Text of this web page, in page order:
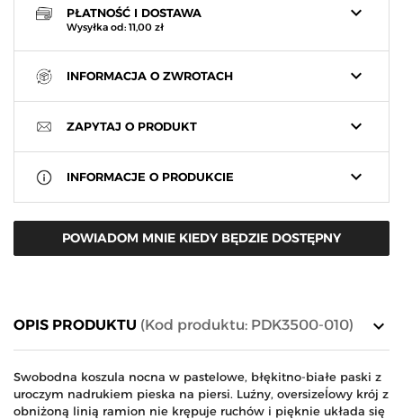
keyboard_arrow_down
PŁATNOŚĆ I DOSTAWA
Wysyłka od: 11,00 zł
keyboard_arrow_down
INFORMACJA O ZWROTACH
keyboard_arrow_down
ZAPYTAJ O PRODUKT
keyboard_arrow_down
INFORMACJE O PRODUKCIE
POWIADOM MNIE KIEDY BĘDZIE DOSTĘPNY
keyboard_arrow_down
OPIS PRODUKTU (Kod produktu: PDK3500-010)
Swobodna koszula nocna w pastelowe, błękitno-białe paski z
uroczym nadrukiem pieska na piersi. Luźny, oversizeĺowy krój z
obniżoną linią ramion nie krępuje ruchów i pięknie układa się